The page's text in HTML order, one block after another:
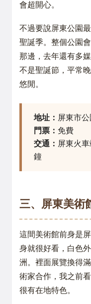
會超開心。
不過要說屏東公園
聖誕季。整個公園
那邊，去年還有多
不是聖誕節，平常
悠閒。
地址： 屏東市
門票： 免費
交通： 屏東火
鐘
三、屏東美術
這間美術館前身是
身就很好看，白色
洲。裡面展覽換得
術家合作，我之前
很有在地特色。